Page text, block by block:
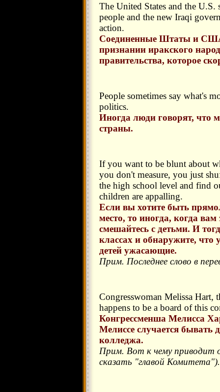
The United States and the
people and the new Iraqi
action.
Соединенные Штаты и
признании иракского
правительства, которое
People sometimes say what's
politics.
Иногда люди говорят, что
страны.
If you want to be blunt about
you don't measure, you just
the high school level and find
children are appalling.
Если вы хотите быть
место, то иногда, когда
смешайтесь с детьми. И
классах и обнаружите, что
детей ужасающие.
Прим. Последнее слово в
Congresswoman Melissa Hart,
happens to be a board of this
Конгрессменша Мелисса
Мелиссе случается бывать
колледжа.
Прим. Вот к чему приводит
сказать "главой Комитета").